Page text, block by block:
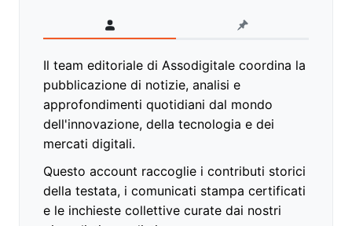
Il team editoriale di Assodigitale coordina la
pubblicazione di notizie, analisi e
approfondimenti quotidiani dal mondo
dell'innovazione, della tecnologia e dei
mercati digitali.
Questo account raccoglie i contributi storici
della testata, i comunicati stampa certificati
e le inchieste collettive curate dai nostri